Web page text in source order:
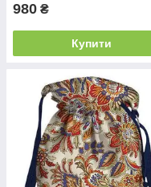
980 ₴
Купити